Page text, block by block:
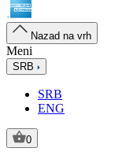
Nazad na vrh
Meni
SRB
SRB
ENG
0